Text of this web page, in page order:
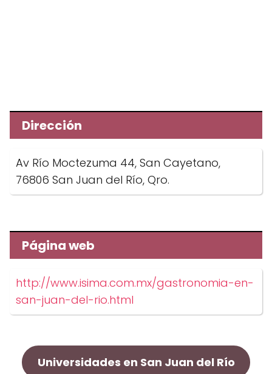
Dirección
Av Río Moctezuma 44, San Cayetano,
76806 San Juan del Río, Qro.
Página web
http://www.isima.com.mx/gastronomia-en-
san-juan-del-rio.html
Universidades en San Juan del Río